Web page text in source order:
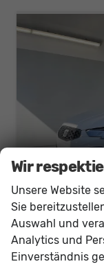
SEAT Ibiza
Wir
Unsere Website
Sie
Auswahl und
Analytics und
Einverständnis